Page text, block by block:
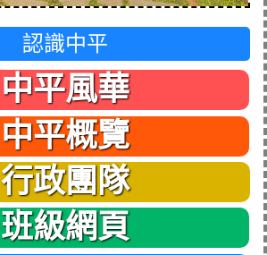
認識中平
中平風華
中平概覽
行政團隊
班級網頁